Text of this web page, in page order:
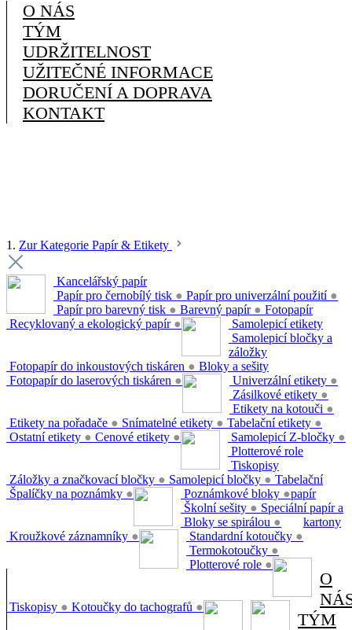
O NÁS
TÝM
UDRŽITELNOST
UŽITEČNÉ INFORMACE
DORUČENÍ A DOPRAVA
KONTAKT
1. Zur Kategorie Papír & Etikety
Kancelářský papír
Papír pro černobílý tisk ● Papír pro univerzální použití ●
Papír pro barevný tisk ● Barevný papír ●
Recyklovaný a ekologický papír ●
Fotopapír
Fotopapír do inkoustových tiskáren ●
Fotopapír do laserových tiskáren ●
Samolepicí etikety
Univerzální etikety ●
Zásilkové etikety ●
Etikety na kotouči ●
Etikety na pořadače ● Snímatelné etikety ● Tabelační etikety ●
Ostatní etikety ● Cenové etikety ●
Samolepicí bločky a
záložky
Samolepicí Z-bločky ●
Záložky a značkovací bločky ● Samolepicí bločky ●
Špalíčky na poznámky ●
Bloky a sešity
Poznámkové bloky ●
Školní sešity ●
Bloky se spirálou ●
Kroužkové záznamníky ●
Plotterové role
Standardní kotoučky ●
Termokotoučky ●
Plotterové role ●
Tiskopisy
Tiskopisy ● Kotoučky do tachografů ●
Tabelační
papír
Speciální papír a
kartony
O
TÝM